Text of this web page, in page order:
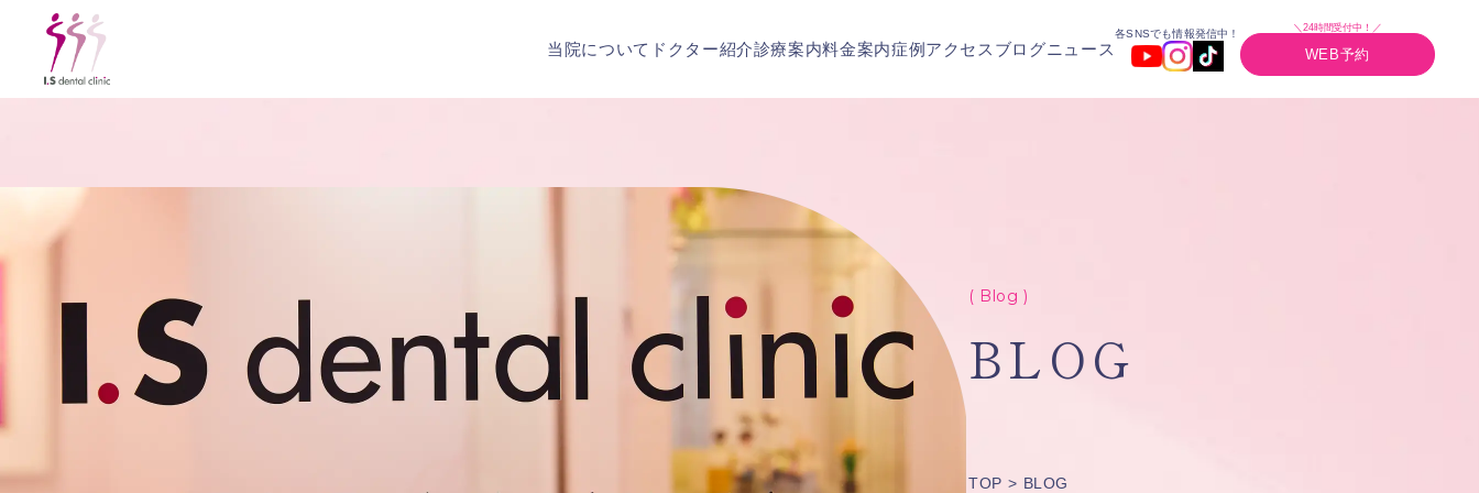
当院について ドクター紹介診療案内料金案内症例アクセス ブログニュース
各SNSでも情報発信中！
＼24時間受付中！／
WEB予約
( Blog )
BLOG
TOP BLOG